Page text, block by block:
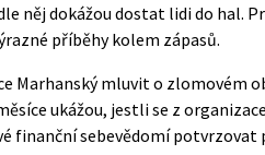
něj dokážou dostat lidi do hal.
příběhy kolem zápasů.
Marhanský mluvit o zlomovém
ukážou, jestli se z
finanční sebevědomí potvrzovat